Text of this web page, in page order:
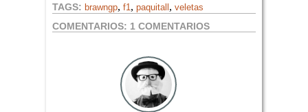
TAGS: brawngp,f1,paquitall ,veletas
COMENTARIOS: 1 COMENTARIOS